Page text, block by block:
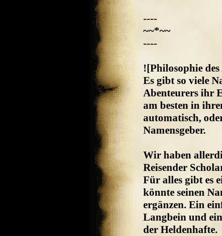
----
~~*~~
----
![Philosophie
Es gibt so viele
Abenteurers ihr
am besten in
automatisch,
Namensgeber.
Wir haben
Reisender
Für alles gibt es
könnte seinen
ergänzen. Ein
Langbein und
der Heldenhafte.